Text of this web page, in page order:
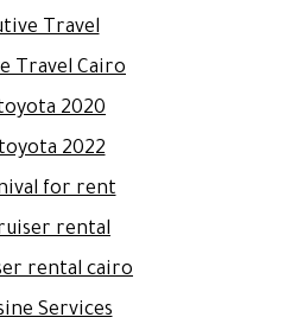
Travel
Travel Cairo
2020
2022
for rent
rental
rental cairo
Services